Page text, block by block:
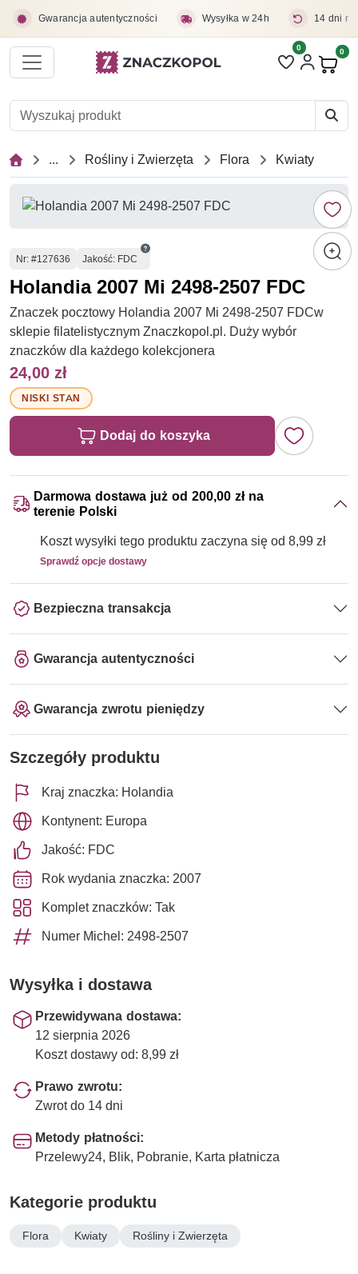
Gwarancja autentyczności Wysyłka w 24h 14 dni
Liczba pozycji
0 0
... Rośliny i Zwierzęta Flora Kwiaty
Numer
Nr: #127636 Jakość: FDC
Holandia 2007 Mi 2498-2507 FDC
Znaczek pocztowy Holandia 2007 Mi 2498-2507 FDCw
sklepie filatelistycznym Znaczkopol.pl. Duży wybór
znaczków dla każdego kolekcjonera
24,00 zł
NISKI STAN
Dodaj do koszyka
Darmowa dostawa już od 200,00 zł na
terenie Polski
Koszt wysyłki tego produktu zaczyna się od 8,99 zł
Sprawdź opcje dostawy
Bezpieczna transakcja
Gwarancja autentyczności
Gwarancja zwrotu pieniędzy
Szczegóły produktu
Kraj znaczka: Holandia
Kontynent: Europa
Jakość: FDC
Rok wydania znaczka: 2007
Komplet znaczków: Tak
Numer Michel: 2498-2507
Wysyłka i dostawa
Przewidywana dostawa:
12 sierpnia 2026
Koszt dostawy od: 8,99 zł
Prawo zwrotu:
Zwrot do 14 dni
Metody płatności:
Przelewy24, Blik, Pobranie, Karta płatnicza
Kategorie produktu
Flora Kwiaty Rośliny i Zwierzęta